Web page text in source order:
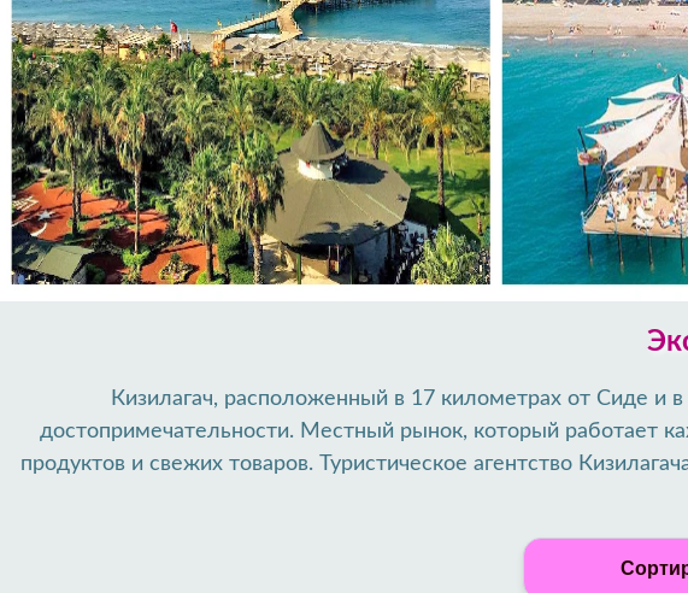
Кизилагач, расположенный в 17 километрах от Сиде и
достопримечательности. Местный рынок, который работает
продуктов и свежих товаров. Туристическое агентство
и наслаждаться близлежащими мероприятиями. Будь то
Filter Tours
20
%
СКИДКА
09